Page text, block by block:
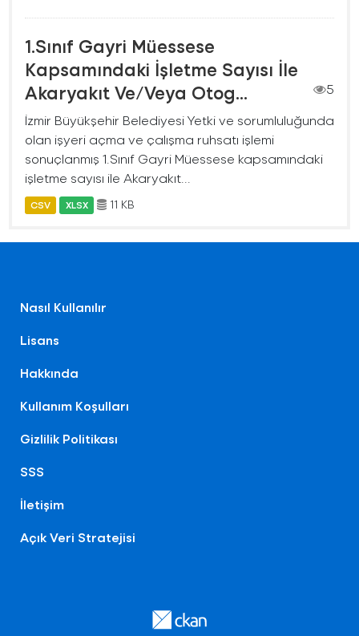
1.Sınıf Gayri Müessese
Kapsamındaki İşletme Sayısı İle
Akaryakıt Ve/Veya Otog...
5
İzmir Büyükşehir Belediyesi Yetki ve sorumluluğunda
olan işyeri açma ve çalışma ruhsatı işlemi
sonuçlanmış 1.Sınıf Gayri Müessese kapsamındaki
işletme sayısı ile Akaryakıt...
CSV XLSX 11 KB
Nasıl Kullanılır
Lisans
Hakkında
Kullanım Koşulları
Gizlilik Politikası
SSS
İletişim
Açık Veri Stratejisi